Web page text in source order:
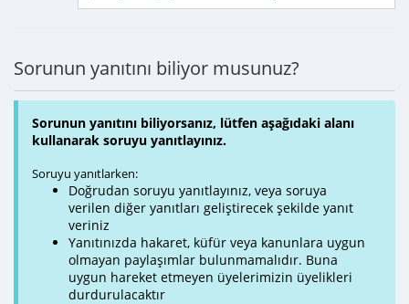
Sorunun yanıtını biliyor musunuz?
Sorunun yanıtını biliyorsanız, lütfen aşağıdaki alanı
kullanarak soruyu yanıtlayınız.
Soruyu yanıtlarken:
Doğrudan soruyu yanıtlayınız, veya soruya
verilen diğer yanıtları geliştirecek şekilde yanıt
veriniz
Yanıtınızda hakaret, küfür veya kanunlara uygun
olmayan paylaşımlar bulunmamalıdır. Buna
uygun hareket etmeyen üyelerimizin üyelikleri
durdurulacaktır